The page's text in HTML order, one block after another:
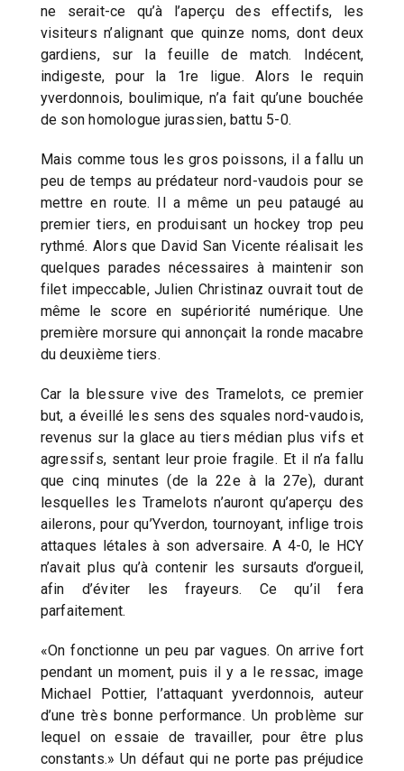
ne serait-ce qu’à l’aperçu des effectifs, les
visiteurs n’alignant que quinze noms, dont deux
gardiens, sur la feuille de match. Indécent,
indigeste, pour la 1re ligue. Alors le requin
yverdonnois, boulimique, n’a fait qu’une bouchée
de son homologue jurassien, battu 5-0.
Mais comme tous les gros poissons, il a fallu un
peu de temps au prédateur nord-vaudois pour se
mettre en route. Il a même un peu pataugé au
premier tiers, en produisant un hockey trop peu
rythmé. Alors que David San Vicente réalisait les
quelques parades nécessaires à maintenir son
filet impeccable, Julien Christinaz ouvrait tout de
même le score en supériorité numérique. Une
première morsure qui annonçait la ronde macabre
du deuxième tiers.
Car la blessure vive des Tramelots, ce premier
but, a éveillé les sens des squales nord-vaudois,
revenus sur la glace au tiers médian plus vifs et
agressifs, sentant leur proie fragile. Et il n’a fallu
que cinq minutes (de la 22e à la 27e), durant
lesquelles les Tramelots n’auront qu’aperçu des
ailerons, pour qu’Yverdon, tournoyant, inflige trois
attaques létales à son adversaire. A 4-0, le HCY
n’avait plus qu’à contenir les sursauts d’orgueil,
afin d’éviter les frayeurs. Ce qu’il fera
parfaitement.
«On fonctionne un peu par vagues. On arrive fort
pendant un moment, puis il y a le ressac, image
Michael Pottier, l’attaquant yverdonnois, auteur
d’une très bonne performance. Un problème sur
lequel on essaie de travailler, pour être plus
constants.» Un défaut qui ne porte pas préjudice